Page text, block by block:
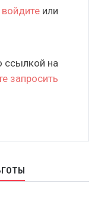
войдите или
ссылкой на
запросить